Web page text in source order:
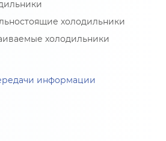
холодильники
холодильники
информации